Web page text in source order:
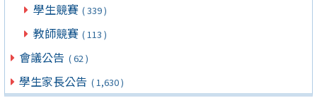
學生競賽 ( 339 )
教師競賽 ( 113 )
會議公告 ( 62 )
學生家長公告 ( 1,630 )